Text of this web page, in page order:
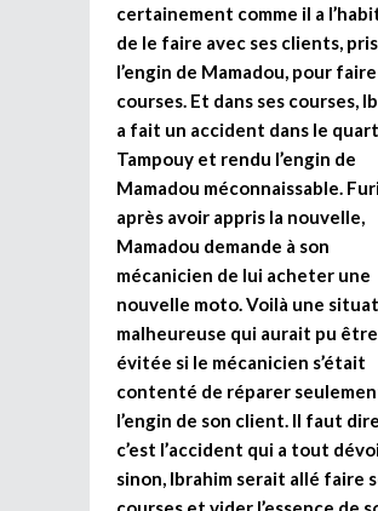
certainement comme il a
de le faire avec ses clients, pris
l’engin de Mamadou, pour
courses. Et dans ses courses,
a fait un accident dans le
Tampouy et rendu l’engin de
Mamadou méconnaissable.
après avoir appris la nouvelle,
Mamadou demande à son
mécanicien de lui acheter une
nouvelle moto. Voilà une
malheureuse qui aurait pu être
évitée si le mécanicien s’était
contenté de réparer
l’engin de son client. Il faut
c’est l’accident qui a tout
sinon, Ibrahim serait allé faire